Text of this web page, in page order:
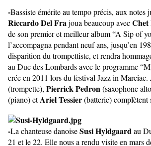
-Bassiste émérite au tempo précis, aux notes
Riccardo Del Frajoua beaucoup avecChet
de son premier et meilleur album “A Sip of
l’accompagna pendant neuf ans, jusqu’en
disparition du trompettiste, et rendra
au Duc des Lombards avec le programme
crée en 2011 lors du festival Jazz in Marciac.
(trompette), Pierrick Pedron(saxophone
(piano) etAriel Tessier(batterie) complètent
-La chanteuse danoiseSusi Hyldgaardau
21 et le 22. Elle nous a rendu visite en mars